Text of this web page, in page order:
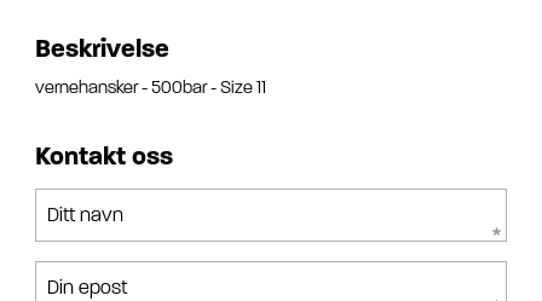
Beskrivelse
vernehansker - 500bar - Size 11
Kontakt oss
Ditt navn
Din epost